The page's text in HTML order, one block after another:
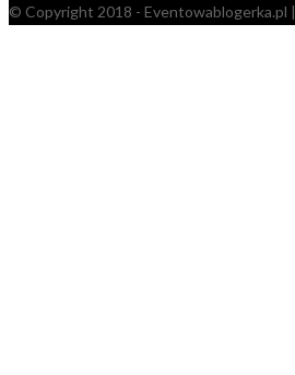
© Copyright 2018 - Eventowablogerka.pl |